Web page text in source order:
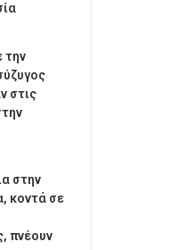
την
στις
στην
κοντά σε
πνέουν